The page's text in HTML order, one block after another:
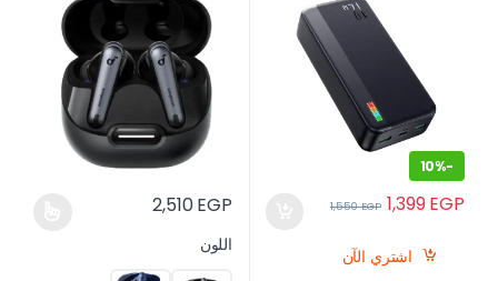
-
10%
1,399EGP
1,550EGP
اشتري الآن
ساعة –
2,510EGP
اللون